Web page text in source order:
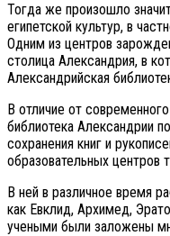
Тогда же произошло
египетской культур, в
Одним из центров
столица Александрия, в
Александрийская
В отличие от
библиотека Александрии
сохранения книг и
образовательных центров
В ней в различное время
как Евклид, Архимед,
учеными были заложены